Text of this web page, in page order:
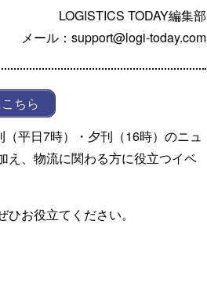
LOGISTICS TODAY編集部
メール：support@logi-today.com
ちら
平日7時）・夕刊（16時）のニュ
え、物流に関わる方に役立つイベ
お役立てください。